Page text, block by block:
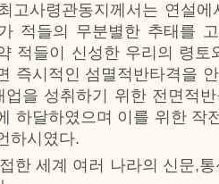
고사령관동지께서는 연설
적들의 무분별한 추태를
적들이 신성한 우리의 령
즉시적인 섬멸적반타격을
업을 성취하기 위한 전면적
하달하였으며 이를 위한 작
하시였다.
한 세계 여러 나라의 신문,